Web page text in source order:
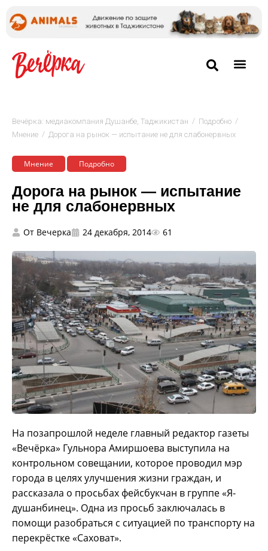
Вечёрка: медиакомпания Душанбе, Таджикистан / Подробно /
Мнение / Дорога на рынок — испытание не для слабонервных
Мнение Подробно
Дорога на рынок — испытание
не для слабонервных
От Вечерка 24 декабря, 2014 61
На позапрошлой неделе главный редактор газеты
«Вечёрка» Гульнора Амиршоева выступила на
контрольном совещании, которое проводил мэр
города в целях улучшения жизни граждан, и
рассказала о просьбах фейсбукчан в группе «Я-
душанбинец». Одна из просьб заключалась в
помощи разобраться с ситуацией по транспорту на
перекрёстке «Саховат».